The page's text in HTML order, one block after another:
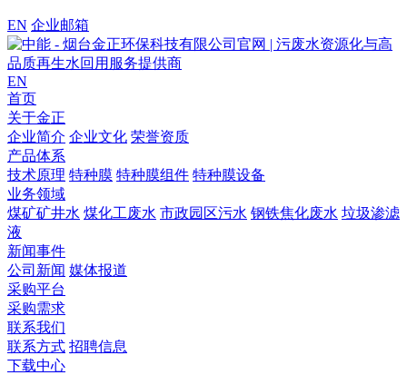
EN 企业邮箱
EN
首页
关于金正
企业简介 企业文化 荣誉资质
产品体系
技术原理 特种膜 特种膜组件 特种膜设备
业务领域
煤矿矿井水 煤化工废水 市政园区污水 钢铁焦化废水 垃圾渗滤
液
新闻事件
公司新闻 媒体报道
采购平台
采购需求
联系我们
联系方式 招聘信息
下载中心